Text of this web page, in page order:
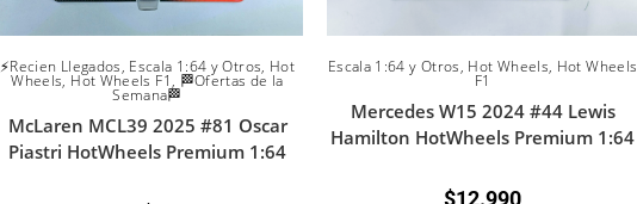
⚡Recien Llegados, Escala 1:64 y Otros, Hot
Wheels, Hot Wheels F1 , 🏁Ofertas de la
Semana🏁
McLaren MCL39 2025 #81 Oscar
Piastri HotWheels Premium 1:64
Escala 1:64 y Otros, Hot Wheels, Hot Wheels
F1
Mercedes W15 2024 #44 Lewis
Hamilton HotWheels Premium 1:64
$12.990